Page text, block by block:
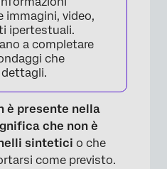
immagini, video,
ipertestuali.
a completare
che
è presente nella
che non è
sintetici o che
come previsto.